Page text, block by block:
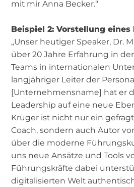
mit mir Anna Becker.“
Beispiel 2: Vorstellung eines
„Unser heutiger Speaker, Dr.
über 20 Jahre Erfahrung in
Teams in internationalen
langjähriger Leiter der
[Unternehmensname] hat er
Leadership auf eine neue
Krüger ist nicht nur ein
Coach, sondern auch Autor
über die moderne
uns neue Ansätze und Tools
Führungskräfte dabei
digitalisierten Welt